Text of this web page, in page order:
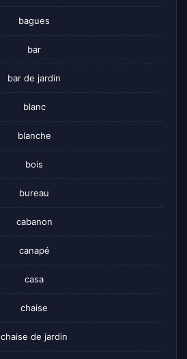
bagues
bar
bar de jardin
blanc
blanche
bois
bureau
cabanon
canapé
casa
chaise
chaise de jardin